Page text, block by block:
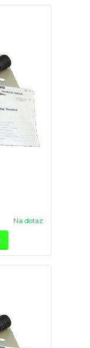
Na dotaz